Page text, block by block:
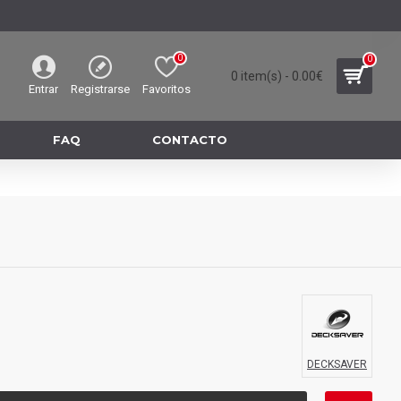
Entrar Registrarse Favoritos
0
0 item(s) - 0.00€
0
FAQ CONTACTO
DECKSAVER